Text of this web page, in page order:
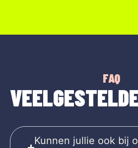
FAQ
Kunnen jullie ook bij